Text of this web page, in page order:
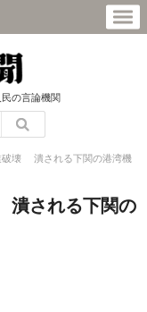
の言論機関
破壊 潰される下関の港湾機
潰される下関の